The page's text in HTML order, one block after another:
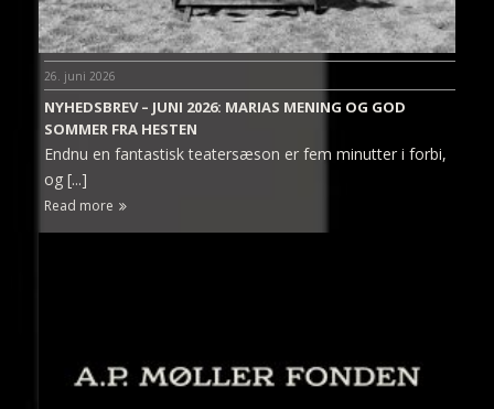
26. juni 2026
NYHEDSBREV – JUNI 2026: MARIAS MENING OG GOD
SOMMER FRA HESTEN
Endnu en fantastisk teatersæson er fem minutter i forbi,
og [...]
Read more